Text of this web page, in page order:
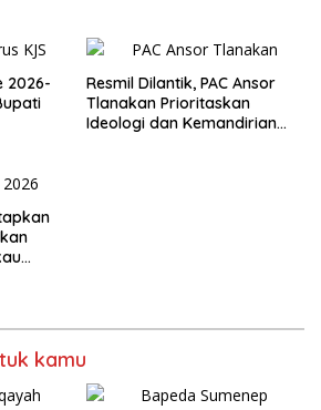
2026-
Resmil Dilantik, PAC Ansor
Tlanakan Prioritaskan
Ideologi dan Kemandirian
kamu